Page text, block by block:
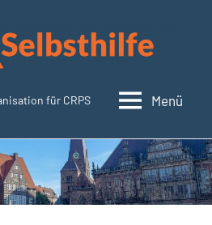
für CRPS Menü